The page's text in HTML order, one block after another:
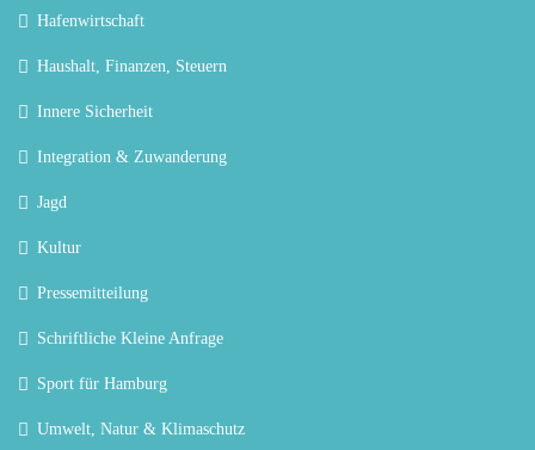
Hafenwirtschaft
Haushalt, Finanzen, Steuern
Innere Sicherheit
Integration & Zuwanderung
Jagd
Kultur
Pressemitteilung
Schriftliche Kleine Anfrage
Sport für Hamburg
Umwelt, Natur & Klimaschutz